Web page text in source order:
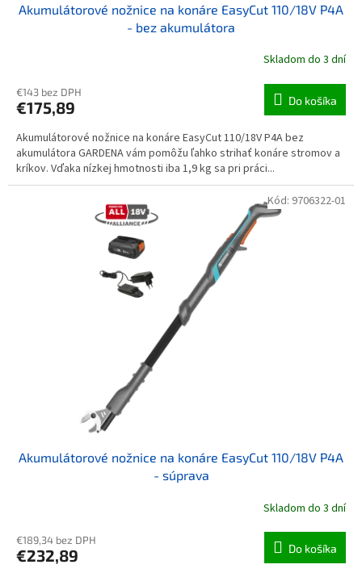
Akumulátorové nožnice na konáre EasyCut 110/18V P4A
- bez akumulátora
Skladom do 3 dní
€143 bez DPH
€175,89 Do košíka
Akumulátorové nožnice na konáre EasyCut 110/18V P4A bez
akumulátora GARDENA vám pomôžu ľahko strihať konáre stromov a
kríkov. Vďaka nízkej hmotnosti iba 1,9 kg sa pri práci...
Akumulátorové nožnice na konáre EasyCut 110/18V P4A
- súprava
Skladom do 3 dní
€189,34 bez DPH
€232,89 Do košíka
Kód: 9706322-01